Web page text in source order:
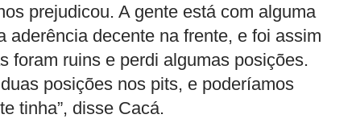
prejudicou. A gente está com alguma
aderência decente na frente, e foi assim
foram ruins e perdi algumas posições.
posições nos pits, e poderíamos
tinha”, disse Cacá.